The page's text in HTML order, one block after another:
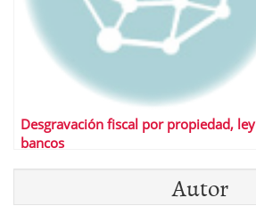
Desgravación fiscal por propiedad, ley
bancos
Autor